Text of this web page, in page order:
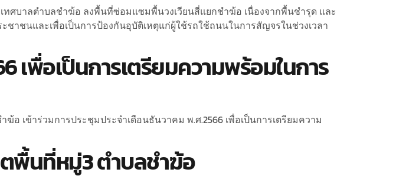
ศบาลตำบลชำฆ้อ ลงพื้นที่ซ่อมแซมพื้นวงเวียนสี่แยกชำฆ้อ เนื่องจากพื้นชำรุด และ
ชาชนและเพื่อเป็นการป้องกันอุบัติเหตุแก่ผู้ใช้รถใช้ถนนในการสัญจรในช่วงเวลา
เพื่อเป็นการเตรียมความพร้อมในการ
เข้าร่วมการประชุมประจำเดือนธันวาคม พ.ศ.2566 เพื่อเป็นการเตรียมความ
ตพื้นที่หมู่3 ตำบลชำฆ้อ